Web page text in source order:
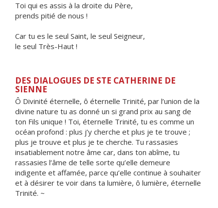
Toi qui es assis à la droite du Père,
prends pitié de nous !
Car tu es le seul Saint, le seul Seigneur,
le seul Très-Haut !
DES DIALOGUES DE STE CATHERINE DE
SIENNE
Ô Divinité éternelle, ô éternelle Trinité, par l’union de la
divine nature tu as donné un si grand prix au sang de
ton Fils unique ! Toi, éternelle Trinité, tu es comme un
océan profond : plus j’y cherche et plus je te trouve ;
plus je trouve et plus je te cherche. Tu rassasies
insatiablement notre âme car, dans ton abîme, tu
rassasies l’âme de telle sorte qu’elle demeure
indigente et affamée, parce qu’elle continue à souhaiter
et à désirer te voir dans ta lumière, ô lumière, éternelle
Trinité. ~